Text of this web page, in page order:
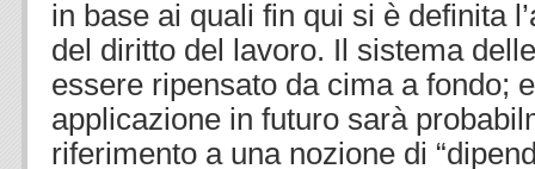
in base ai quali fin qui si è definita
del diritto del lavoro. Il sistema
essere ripensato da cima a fondo;
applicazione in futuro sarà
riferimento a una nozione di